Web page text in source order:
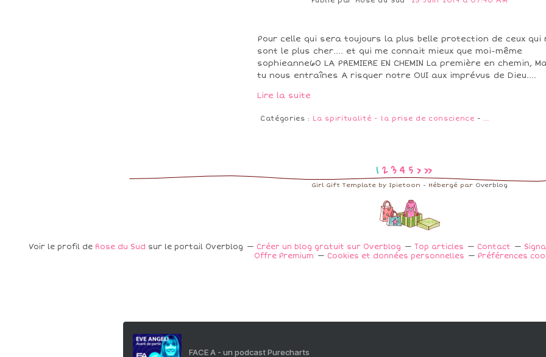
Pour celle qui sera toujours la plus belle protection de ceux qui
sont le plus cher.... et qui me connait mieux que moi-même
sophieanne60 LA PREMIERE EN CHEMIN La première en chemin,
tu nous entraînes A risquer notre OUI aux imprévus de Dieu....
Lire la suite
Catégories : La spiritualité - la prise de conscience - …
1 2 3 4 5 > >>
Girl Gift Template by Ipietoon - Hébergé par Overblog
Voir le profil de Rose du Sud sur le portail Overblog Créer un blog gratuit sur Overblog Top articles Contact
Offre Premium
Cookies et données personnelles Préférences
FACE A - un podcast Purecharts